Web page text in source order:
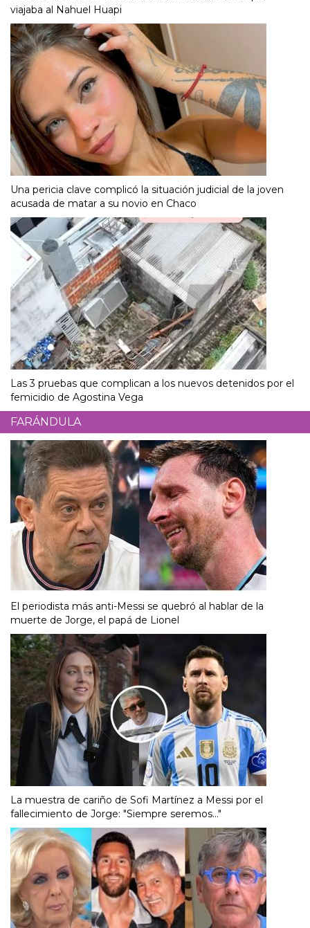
viajaba al Nahuel Huapi
Una pericia clave complicó la situación judicial de la joven
acusada de matar a su novio en Chaco
Las 3 pruebas que complican a los nuevos detenidos por el
femicidio de Agostina Vega
FARÁNDULA
El periodista más anti-Messi se quebró al hablar de la
muerte de Jorge, el papá de Lionel
La muestra de cariño de Sofi Martínez a Messi por el
fallecimiento de Jorge: "Siempre seremos..."